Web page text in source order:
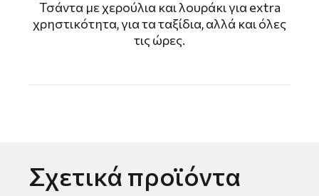
Τσάντα με χερούλια και λουράκι για extra
χρηστικότητα, για τα ταξίδια, αλλά και όλες
τις ώρες.
Σχετικά προϊόντα